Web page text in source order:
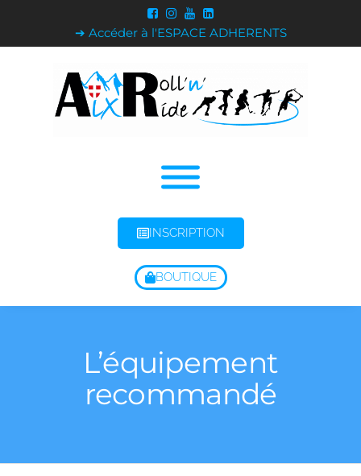
➔ Accéder à l'ESPACE ADHERENTS
INSCRIPTION
BOUTIQUE
L’équipement
recommandé